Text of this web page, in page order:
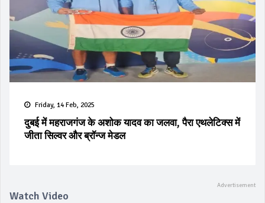
Friday, 14 Feb, 2025
दुबई में महराजगंज के अशोक यादव का जलवा, पैरा एथलेटिक्स में
जीता सिल्वर और ब्रॉन्ज मेडल
Watch Video